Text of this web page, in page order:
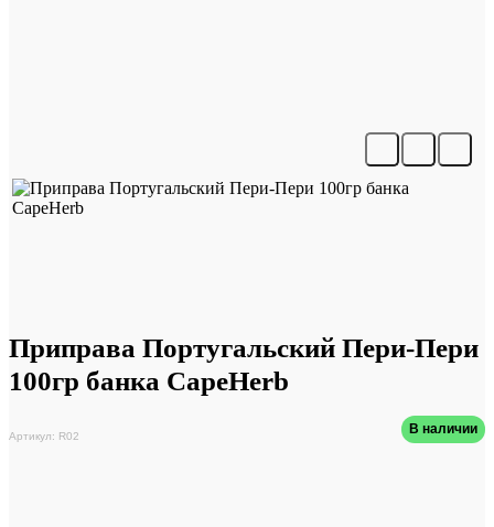
Приправа Португальский Пери-Пери
100гр банка CapeHerb
Артикул: R02 В наличии